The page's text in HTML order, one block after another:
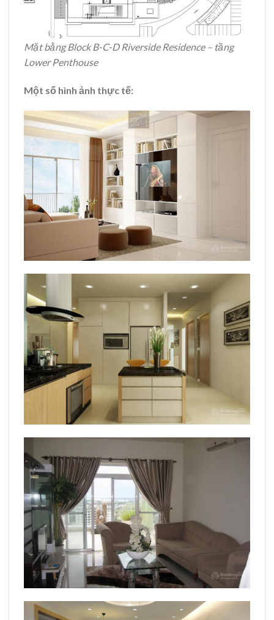
Mặt bằng Block B-C-D Riverside Residence – tầng
Lower Penthouse
Một số hình ảnh thực tế: